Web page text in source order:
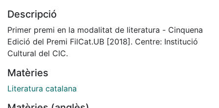
fer el treball.
La tria no va resultar gens senzilla. De bon
començament sabíem que volíem parlar de literatura
escrita per dones i que tingués lloc a Barcelona. Va ser
lectura de Ramona, adéu. La novel·la era plena
d’indrets de la ciutat per on havíem passejat centenars
Descripció
Primer premi en la modalitat de literatura - Cinquena
Edició del Premi FilCat.UB [2018]. Centre: Institució
Cultural del CIC.
Matèries
Literatura catalana